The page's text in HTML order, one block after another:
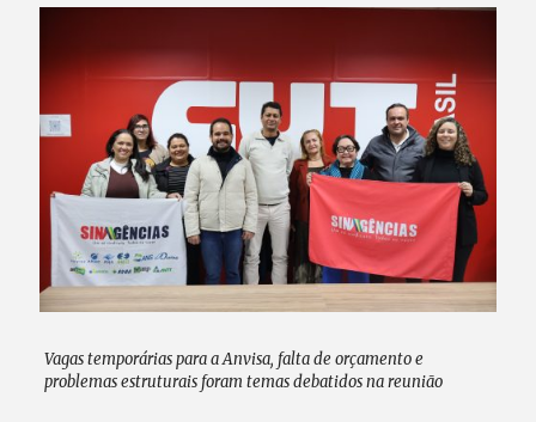
Vagas temporárias para a Anvisa, falta de orçamento e
problemas estruturais foram temas debatidos na reunião